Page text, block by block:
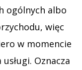
ogólnych albo
więc
w momencie
Oznacza